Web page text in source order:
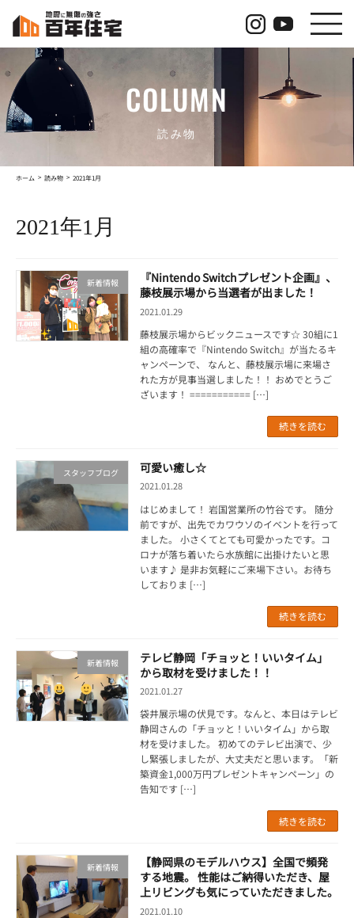
ツ
ス
キ
ッ
シ
ン
に
移
COLUMN
読み物
ホーム 読み物 2021年1月
2021年1月
新着情報
『Nintendo Switchプレゼント企画』、
藤枝展示場から当選者が出ました！
2021.01.29
藤枝展示場からビックニュースです☆ 30組に1
組の高確率で『Nintendo Switch』が当たるキ
ャンペーンで、 なんと、藤枝展示場に来場さ
れた方が見事当選しました！！ おめでとうご
ざいます！ =========== […]
続きを読む
スタッフブログ 可愛い癒し☆
2021.01.28
はじめまして！ 岩国営業所の竹谷です。 随分
前ですが、出先でカワウソのイベントを行って
ました。 小さくてとても可愛かったです。コ
ロナが落ち着いたら水族館に出掛けたいと思
います♪ 是非お気軽にご来場下さい。お待ち
しておりま […]
続きを読む
新着情報
テレビ静岡「チョッと！いいタイム」
から取材を受けました！！
2021.01.27
袋井展示場の伏見です。なんと、本日はテレビ
静岡さんの「チョッと！いいタイム」から取
材を受けました。 初めてのテレビ出演で、少
し緊張しましたが、大丈夫だと思います。「新
築資金1,000万円プレゼントキャンペーン」の
告知です […]
続きを読む
新着情報
【静岡県のモデルハウス】全国で頻発
する地震。 性能はご納得いただき、屋
上リビングも気にっていただきました。
2021.01.10